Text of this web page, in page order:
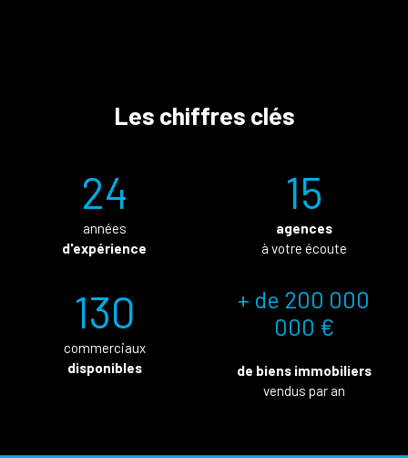
Les chiffres clés
24
années
d'expérience
15
agences
à votre écoute
130
commerciaux
disponibles
+ de 200 000
000 €
de biens immobiliers
vendus par an